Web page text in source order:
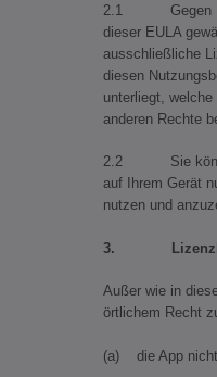
2.1 Gegen Ihre
dieser EULA
ausschließliche
diesen
unterliegt,
anderen Rechte
2.2 Sie können
auf Ihrem Gerät
nutzen und
3.
Außer wie in
örtlichem Recht
(a) die App nicht